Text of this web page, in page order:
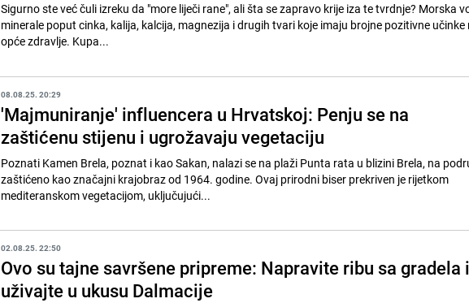
Sigurno ste već čuli izreku da "more liječi rane", ali šta se zapravo krije iza te tvrdnje? Morska
minerale poput cinka, kalija, kalcija, magnezija i drugih tvari koje imaju brojne pozitivne učinke
opće zdravlje. Kupa...
08.08.25. 20:29
'Majmuniranje' influencera u Hrvatskoj: Penju se na
zaštićenu stijenu i ugrožavaju vegetaciju
Poznati Kamen Brela, poznat i kao Sakan, nalazi se na plaži Punta rata u blizini Brela, na
zaštićeno kao značajni krajobraz od 1964. godine. Ovaj prirodni biser prekriven je rijetkom
mediteranskom vegetacijom, uključujući...
02.08.25. 22:50
Ovo su tajne savršene pripreme: Napravite ribu sa gradela i
uživajte u ukusu Dalmacije